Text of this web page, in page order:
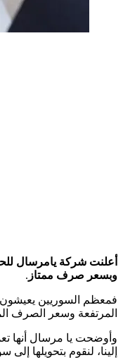
أعلنت شركة يامرسال
وبسعر صرف ممتاز .
فمعظم السوريين يعيشون
المرتفعة وسعر الصرف
وأوضحت يا مرسال أنها
إلينا، لنقوم بتحويلها